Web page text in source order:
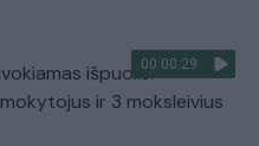
00:00:29
išpuolis:
ir 3 moksleivius